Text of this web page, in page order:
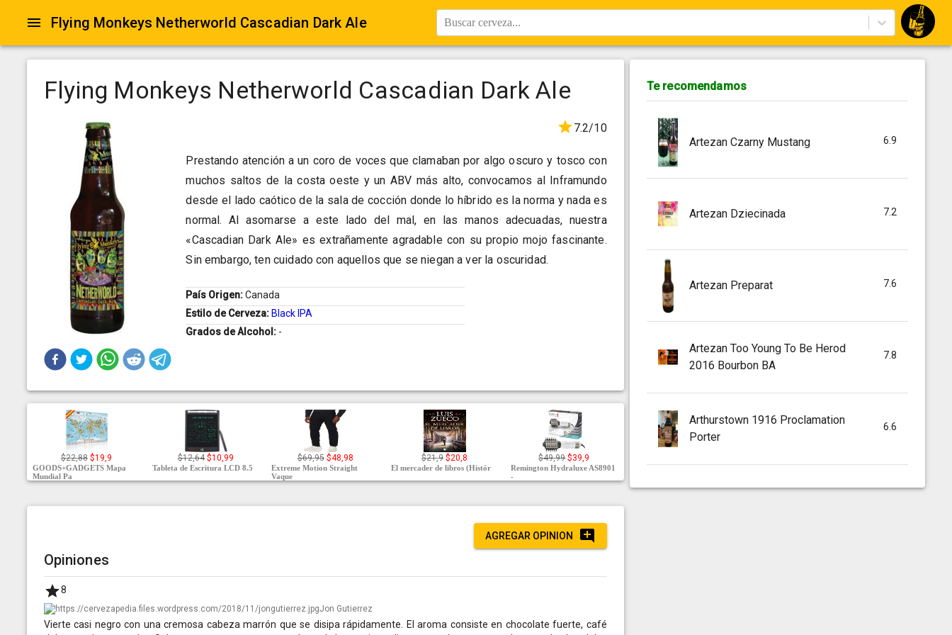
Flying Monkeys Netherworld Cascadian Dark Ale Buscar cerveza...
Flying Monkeys Netherworld Cascadian Dark Ale
7.2/10
Prestando atención a un coro de voces que clamaban por algo oscuro y tosco con
muchos saltos de la costa oeste y un ABV más alto, convocamos al Inframundo
desde el lado caótico de la sala de cocción donde lo híbrido es la norma y nada es
normal. Al asomarse a este lado del mal, en las manos adecuadas, nuestra
«Cascadian Dark Ale» es extrañamente agradable con su propio mojo fascinante.
Sin embargo, ten cuidado con aquellos que se niegan a ver la oscuridad.
País Origen:Canada
Estilo de Cerveza: Black IPA
Grados de Alcohol: -
$22,88 $19,9
GOODS+GADGETS Mapa
Mundial Pa
$12,64 $10,99
Tableta de Escritura LCD 8.5
$69,95 $48,98
Extreme Motion Straight
Vaque
$21,9 $20,8
El mercader de libros (Histór
$49,99 $39,9
Remington Hydraluxe AS8901
-
AGREGAR OPINION
Opiniones
8
Jon Gutierrez
Vierte casi negro con una cremosa cabeza marrón que se disipa rápidamente. El aroma consiste en chocolate fuerte, café
Te recomendamos
Artezan Czarny Mustang 6.9
Artezan Dziecinada 7.2
Artezan Preparat 7.6
Artezan Too Young To Be Herod
2016 Bourbon BA
7.8
Arthurstown 1916 Proclamation
Porter
6.6